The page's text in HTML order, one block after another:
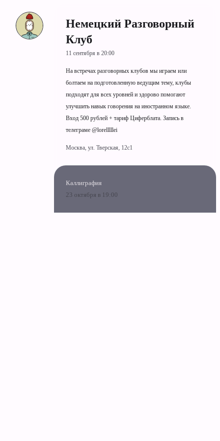
Немецкий Разговорный
Клуб
11 сентября в 20:00
На встречах разговорных клубов мы играем или
болтаем на подготовленную ведущим тему, клубы
подходят для всех уровней и здорово помогают
улучшить навык говорения на иностранном языке.
Вход 500 рублей + тариф Циферблата. Запись в
телеграме @lorelllllei
Москва, ул. Тверская, 12с1
Каллиграфия
23 октября в 19:00